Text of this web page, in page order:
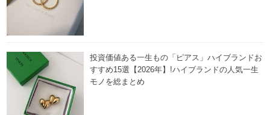
投資価値ある一生もの「ピアス」ハイブランドお
すすめ15選【2026年】!ハイブランドの人気一生
モノを総まとめ